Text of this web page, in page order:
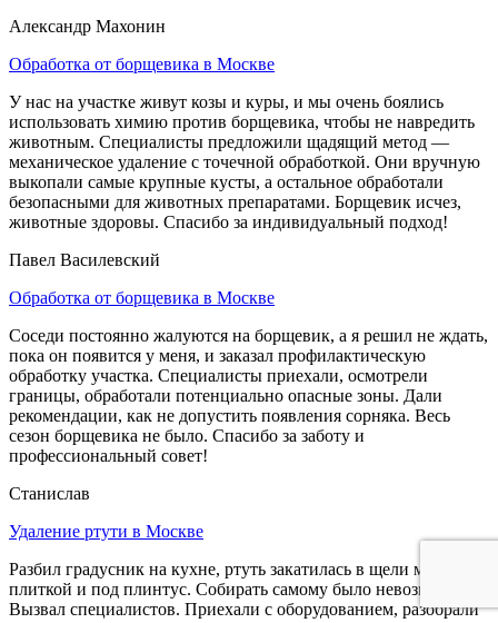
Александр Махонин
Обработка от борщевика в Москве
У нас на участке живут козы и куры, и мы очень боялись
использовать химию против борщевика, чтобы не навредить
животным. Специалисты предложили щадящий метод —
механическое удаление с точечной обработкой. Они вручную
выкопали самые крупные кусты, а остальное обработали
безопасными для животных препаратами. Борщевик исчез,
животные здоровы. Спасибо за индивидуальный подход!
Павел Василевский
Обработка от борщевика в Москве
Соседи постоянно жалуются на борщевик, а я решил не ждать,
пока он появится у меня, и заказал профилактическую
обработку участка. Специалисты приехали, осмотрели
границы, обработали потенциально опасные зоны. Дали
рекомендации, как не допустить появления сорняка. Весь
сезон борщевика не было. Спасибо за заботу и
профессиональный совет!
Станислав
Удаление ртути в Москве
Разбил градусник на кухне, ртуть закатилась в щели между
плиткой и под плинтус. Собирать самому было невозможно.
Вызвал специалистов. Приехали с оборудованием, разобрали